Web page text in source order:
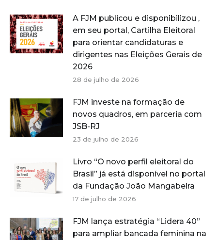
A FJM publicou e disponibilizou ,
em seu portal, Cartilha Eleitoral
para orientar candidaturas e
dirigentes nas Eleições Gerais de
2026
28 de julho de 2026
FJM investe na formação de
novos quadros, em parceria com
JSB-RJ
23 de julho de 2026
Livro “O novo perfil eleitoral do
Brasil” já está disponível no portal
da Fundação João Mangabeira
17 de julho de 2026
FJM lança estratégia “Lidera 40”
para ampliar bancada feminina na